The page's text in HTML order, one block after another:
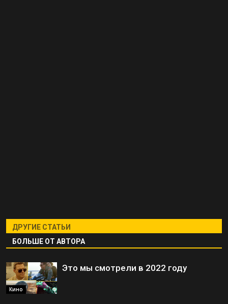
ДРУГИЕ СТАТЬИ
БОЛЬШЕ ОТ АВТОРА
Кино
Это мы смотрели в 2022 году